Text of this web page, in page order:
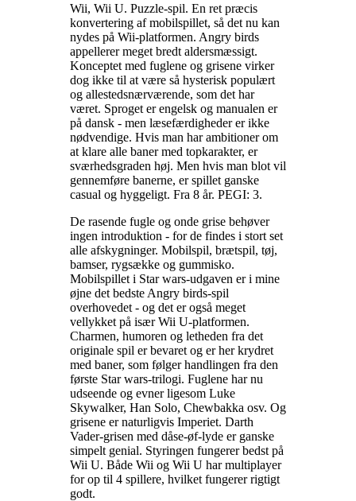
Wii, Wii U. Puzzle-spil. En ret præcis
konvertering af mobilspillet, så det nu kan
nydes på Wii-platformen. Angry birds
appellerer meget bredt aldersmæssigt.
Konceptet med fuglene og grisene virker
dog ikke til at være så hysterisk populært
og allestedsnærværende, som det har
været. Sproget er engelsk og manualen er
på dansk - men læsefærdigheder er ikke
nødvendige. Hvis man har ambitioner om
at klare alle baner med topkarakter, er
sværhedsgraden høj. Men hvis man blot vil
gennemføre banerne, er spillet ganske
casual og hyggeligt. Fra 8 år. PEGI: 3.
De rasende fugle og onde grise behøver
ingen introduktion - for de findes i stort set
alle afskygninger. Mobilspil, brætspil, tøj,
bamser, rygsække og gummisko.
Mobilspillet i Star wars-udgaven er i mine
øjne det bedste Angry birds-spil
overhovedet - og det er også meget
vellykket på især Wii U-platformen.
Charmen, humoren og letheden fra det
originale spil er bevaret og er her krydret
med baner, som følger handlingen fra den
første Star wars-trilogi. Fuglene har nu
udseende og evner ligesom Luke
Skywalker, Han Solo, Chewbakka osv. Og
grisene er naturligvis Imperiet. Darth
Vader-grisen med dåse-øf-lyde er ganske
simpelt genial. Styringen fungerer bedst på
Wii U. Både Wii og Wii U har multiplayer
for op til 4 spillere, hvilket fungerer rigtigt
godt.